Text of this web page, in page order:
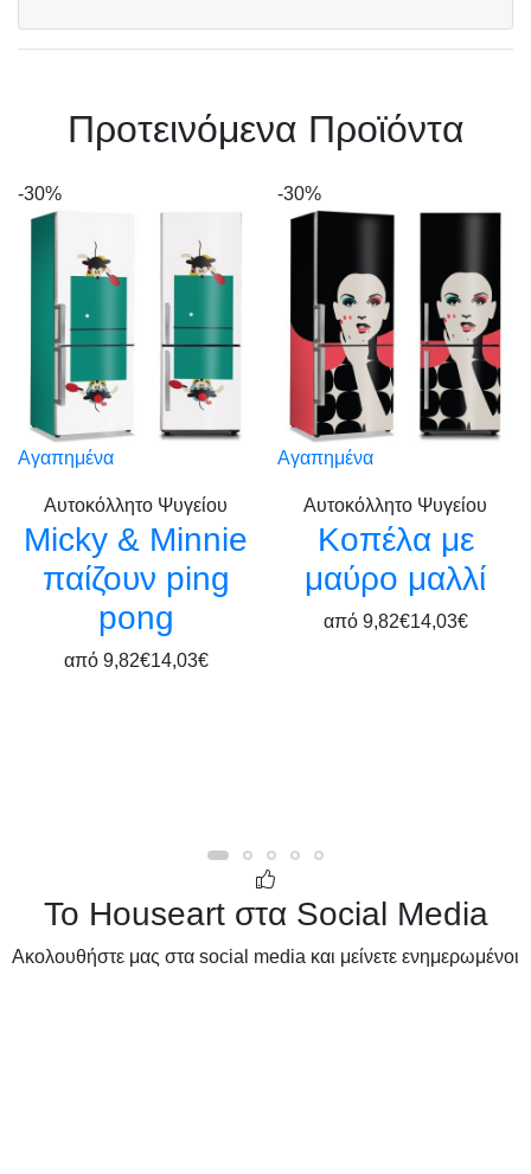
Πρoτεινόμενα Προϊόντα
-30%
Αγαπημένα
Αυτοκόλλητο Ψυγείου
Micky & Minnie
παίζουν ping
pong
από 9,82€14,03€
-30%
Αγαπημένα
Αυτοκόλλητο Ψυγείου
Κοπέλα με
μαύρο μαλλί
από 9,82€14,03€
Το Houseart στα Social Media
Ακολουθήστε μας στα social media και μείνετε ενημερωμένοι